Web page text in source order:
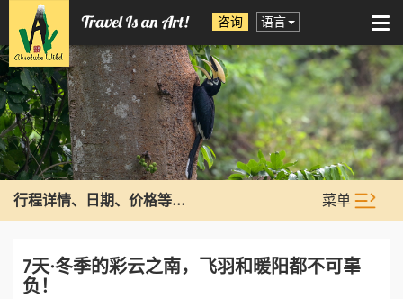
咨询 语言
行程详情、日期、价格等... 菜单
7天·冬季的彩云之南，飞羽和暖阳都不可辜
负！